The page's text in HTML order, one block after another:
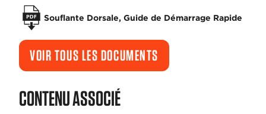
Souflante Dorsale, Guide de Démarrage Rapide
VOIR TOUS LES DOCUMENTS
CONTENU ASSOCIÉ